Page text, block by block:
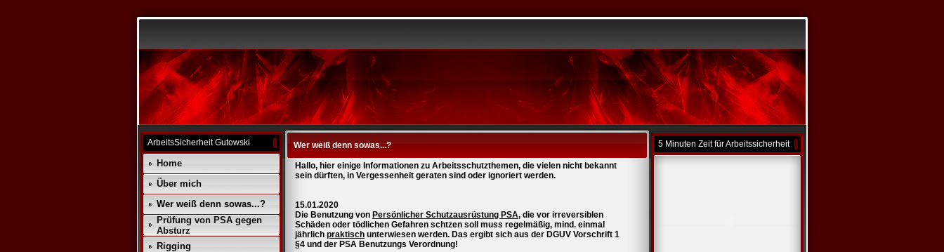
ArbeitsSicherheit Gutowski
Home
Über mich
Wer weiß denn sowas...?
Prüfung von PSA gegen
Absturz
Rigging
Wer weiß denn sowas...?
Hallo, hier einige Informationen zu Arbeitsschutzthemen, die vielen nicht bekannt
sein dürften, in Vergessenheit geraten sind oder ignoriert werden.
15.01.2020
Die Benutzung von Persönlicher Schutzausrüstung PSA, die vor irreversiblen
Schäden oder tödlichen Gefahren schtzen soll muss regelmäßig, mind. einmal
jährlich praktisch unterwiesen werden. Das ergibt sich aus der DGUV Vorschrift 1
§4 und der PSA Benutzungs Verordnung!
5 Minuten Zeit für Arbeitssicherheit